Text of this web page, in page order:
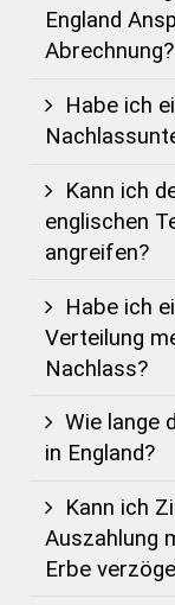
England
Abrechnung?
Habe ich
Kann ich
englischen
angreifen?
Habe ich
Verteilung
Nachlass?
Wie lange
in England?
Kann ich
Auszahlung
Erbe